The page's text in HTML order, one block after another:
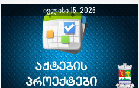
ᲘᲕᲚᲘᲡᲘ 15, 2026